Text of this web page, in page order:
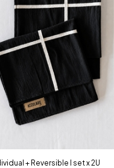
+ Reversible I set x 2U